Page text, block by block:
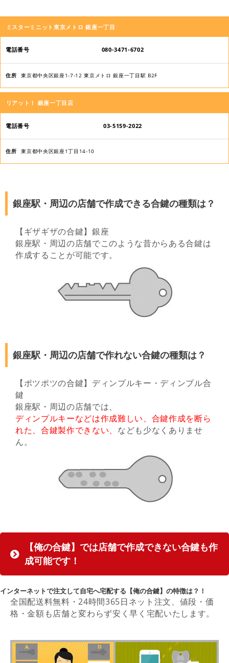
店
舗
名
電
番
号
住
所
ミスターミニット東京メトロ 銀座一丁目
080-3471-6702
東京都中央区銀座1-7-12 東京メトロ 銀座一丁目駅 B2F
リアット！ 銀座一丁目店
03-5159-2022
東京都中央区銀座1丁目14-10
銀座駅・周辺の店舗で作成できる合鍵の種類は？
【ギザギザの合鍵】銀座
銀座駅・周辺の店舗でこのような昔からある合鍵は
作成することが可能です。
銀座駅・周辺の店舗で作れない合鍵の種類は？
【ポツポツの合鍵】ディンプルキー・ディンプル合
鍵
銀座駅・周辺の店舗では、
ディンプルキーなどは作成難しい、合鍵作成を断ら
れた、合鍵製作できない、 なども少なくありませ
ん。
【俺の合鍵】では店舗で作成できない合鍵も作
成可能です！
インターネットで注文して自宅へ宅配する【俺の合鍵】の特徴は？！
全国配送料無料・24時間365日ネット注文、値段・価
格・金額も店舗と変わらず安く早く宅配いたします。